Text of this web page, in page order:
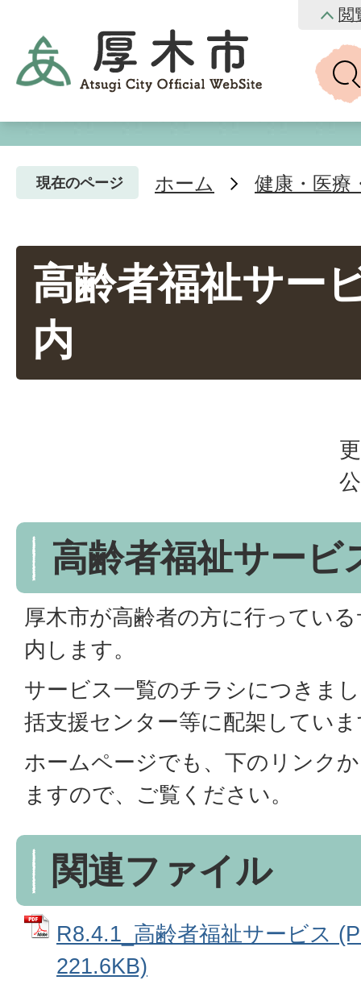
閲
現在のページ ホーム 健康・医療
高齢者福祉サー
内
高齢者福祉サービ
厚木市が高齢者の方に行ってい
内します。
サービス一覧のチラシにつきま
括支援センター等に配架してい
ホームページでも、下のリンク
ますので、ご覧ください。
関連ファイル
R8.4.1_高齢者福祉サービス
221.6KB)